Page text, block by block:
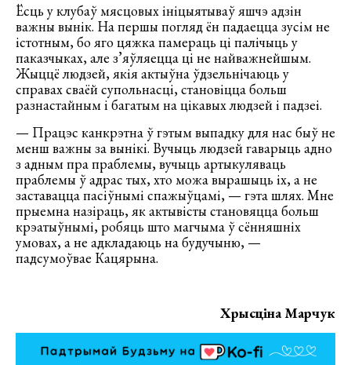
Ёсць у клубаў мясцовых ініцыятываў яшчэ адзін
важны вынік. На першы погляд ён падаецца зусім не
істотным, бо яго цяжка памераць ці палічыць у
паказчыках, але з’яўляецца ці не найважнейшым.
Жыццё людзей, якія актыўна ўдзельнічаюць у
справах сваёй супольнасці, становіцца больш
разнастайным і багатым на цікавых людзей і падзеі.
— Працэс канкрэтна ў гэтым выпадку для нас быў не
менш важны за вынікі. Вучыць людзей гаварыць адно
з адным пра праблемы, вучыць артыкуляваць
праблемы ў адрас тых, хто можа вырашыць іх, а не
заставацца пасіўнымі спажыўцамі, — гэта шлях. Мне
прыемна назіраць, як актывісты становяцца больш
крэатыўнымі, робяць што магчыма ў сённяшніх
умовах, а не адкладаюць на будучыню, —
падсумоўвае Кацярына.
Хрысціна Марчук